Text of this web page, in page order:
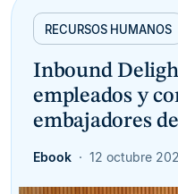
RECURSOS HUMANOS
Inbound
empleados y
embajadores
Ebook 12 octubre